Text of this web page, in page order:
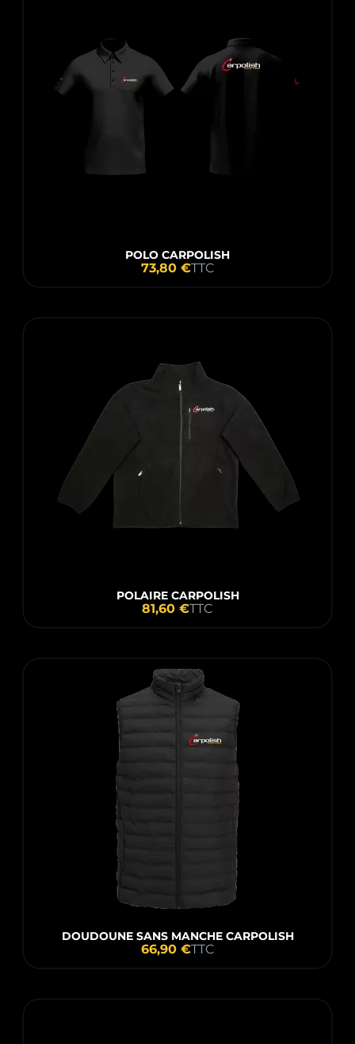
POLO CARPOLISH
73,80 €TTC
POLAIRE CARPOLISH
81,60 €TTC
DOUDOUNE SANS MANCHE CARPOLISH
66,90 €TTC